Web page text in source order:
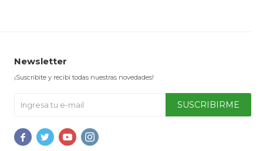
Newsletter
¡Suscribite y recibí todas nuestras novedades!
SUSCRIBIRME
   